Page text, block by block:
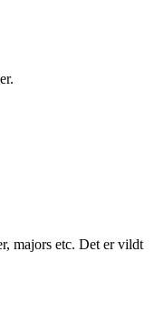
majors etc. Det er vildt